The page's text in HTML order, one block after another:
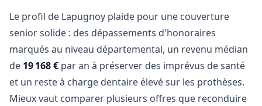
Le profil de Lapugnoy plaide pour une couverture
senior solide : des dépassements d'honoraires
marqués au niveau départemental, un revenu médian
de 19 168 € par an à préserver des imprévus de santé
et un reste à charge dentaire élevé sur les prothèses.
Mieux vaut comparer plusieurs offres que reconduire